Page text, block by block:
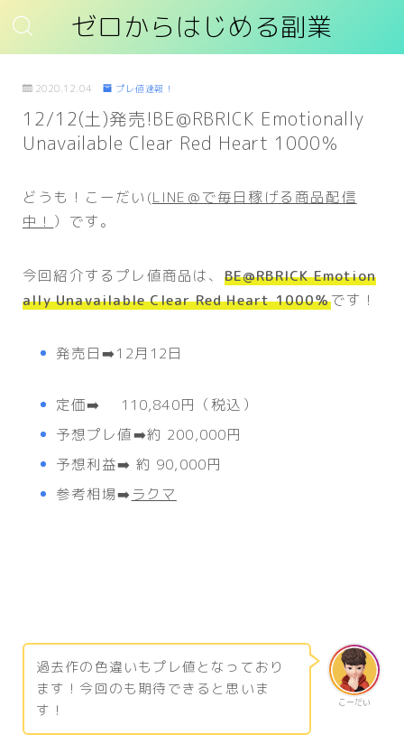
ゼロからはじめる副業
2020.12.04 プレ値速報！
12/12(土)発売!BE@RBRICK Emotionally
Unavailable Clear Red Heart 1000％
どうも！こーだい(LINE＠で毎日稼げる商品配信
中！ ）です。
今回紹介するプレ値商品は、 BE@RBRICK Emotion
ally Unavailable Clear Red Heart 1000％です！
発売日➡️12月12日
定価➡️ 110,840円（税込）
予想プレ値➡️約 200,000円
予想利益➡️ 約 90,000円
参考相場➡️ラクマ
こーだい
過去作の色違いもプレ値となっており
ます！今回のも期待できると思いま
す！